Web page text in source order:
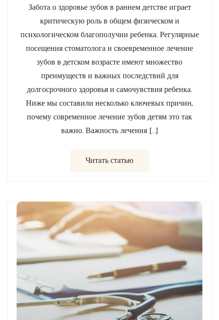
Забота о здоровье зубов в раннем детстве играет
критическую роль в общем физическом и
психологическом благополучии ребенка. Регулярные
посещения стоматолога и своевременное лечение
зубов в детском возрасте имеют множество
преимуществ и важных последствий для
долгосрочного здоровья и самочувствия ребенка.
Ниже мы составили несколько ключевых причин,
почему современное лечение зубов детям это так
важно. Важность лечения […]
Читать статью